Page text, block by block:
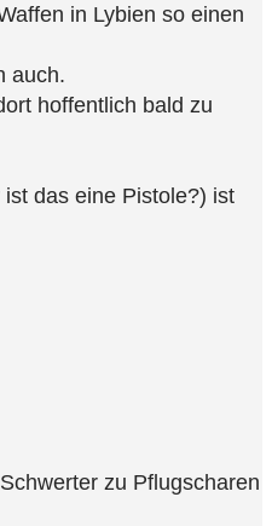
in Lybien so einen
auch.
hoffentlich bald zu
das eine Pistole?) ist
zu Pflugscharen